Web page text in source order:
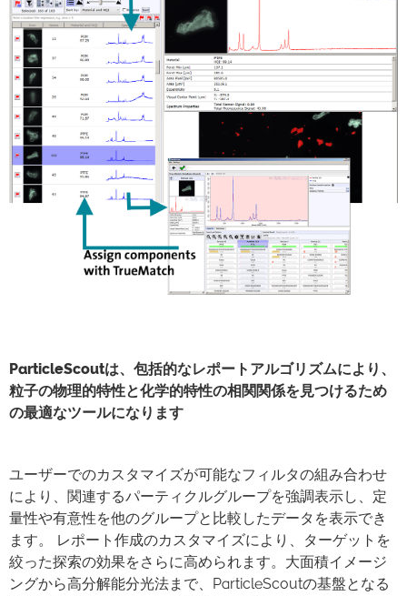
ParticleScoutは、包括的なレポートアルゴリズムにより、
粒子の物理的特性と化学的特性の相関関係を見つけるため
の最適なツールになります
ユーザーでのカスタマイズが可能なフィルタの組み合わせ
により、関連するパーティクルグループを強調表示し、定
量性や有意性を他のグループと比較したデータを表示でき
ます。 レポート作成のカスタマイズにより、ターゲットを
絞った探索の効果をさらに高められます。大面積イメージ
ングから高分解能分光法まで、ParticleScoutの基盤となる